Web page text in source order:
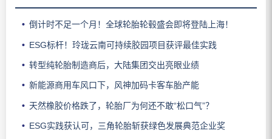
倒计时不足一个月！全球轮胎轮毂盛会即将登陆上海！
ESG标杆！玲珑云南可持续胶园项目获评最佳实践
转型纯轮胎制造商后，大陆集团交出亮眼业绩
新能源商用车风口下，风神加码卡客车胎产能
天然橡胶价格跌了，轮胎厂为何还不敢“松口气”？
ESG实践获认可，三角轮胎斩获绿色发展典范企业奖